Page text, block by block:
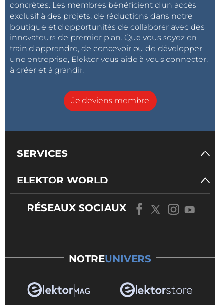
concrètes. Les membres bénéficient d'un accès
exclusif à des projets, de réductions dans notre
boutique et d'opportunités de collaborer avec des
innovateurs de premier plan. Que vous soyez en
train d'apprendre, de concevoir ou de développer
une entreprise, Elektor vous aide à vous connecter,
à créer et à grandir.
Je deviens membre
SERVICES
ELEKTOR WORLD
RÉSEAUX SOCIAUX
NOTREUNIVERS